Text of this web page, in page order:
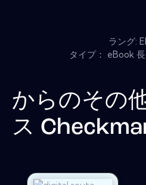
ラング:
タイプ： eBook
からのその
ス